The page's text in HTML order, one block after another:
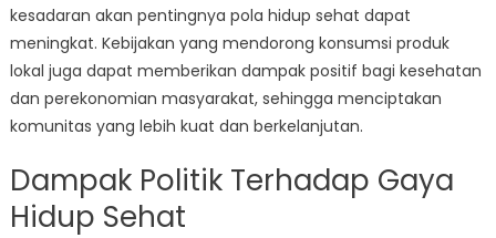
kesadaran akan pentingnya pola hidup sehat dapat
meningkat. Kebijakan yang mendorong konsumsi produk
lokal juga dapat memberikan dampak positif bagi kesehatan
dan perekonomian masyarakat, sehingga menciptakan
komunitas yang lebih kuat dan berkelanjutan.
Dampak Politik Terhadap Gaya
Hidup Sehat